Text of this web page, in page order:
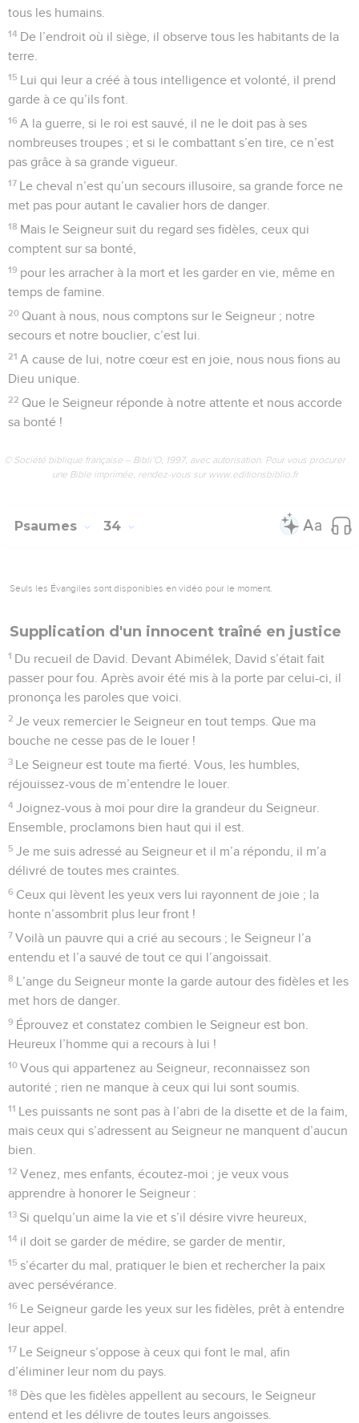
Seuls les Évangiles sont disponibles en vidéo pour le moment.
Le Seigneur m'a délivré de toutes mes
craintes
Criez votre joie pour le Seigneur, vous les fidèles ; hommes
droits, le louer est votre privilège.
Louez le Seigneur au son de la lyre, célébrez-le sur la
harpe à dix cordes.
Chantez en son honneur un chant nouveau, faites la plus
belle musique en l’acclamant.
Ce que le Seigneur dit est sans détour, et tout ce qu’il fait
est solide et sûr.
Il aime l’ordre et le droit. La terre est pleine de la bonté du
Seigneur.
D’un mot le Seigneur a créé le ciel, d’un ordre toute la
troupe des étoiles.
prisonnier le grand océan.
Que toute la terre redoute le Seigneur, que tous ses
Car il parle, et ce qu’il dit arrive ; aussitôt dit, aussitôt fait.
11 Mais les plans du Seigneur sont définitifs, ce qu’il a projeté
12 Heureuse la nation qui a le Seigneur comme Dieu ;
heureux le peuple qu’il a choisi comme son bien personnel !
13 Du haut du ciel, le Seigneur plonge son regard, il aperçoit
tous les humains.
14
De l’endroit où il siège, il observe tous les habitants de la
terre.
15
Lui qui leur a créé à tous intelligence et volonté, il prend
garde à ce qu’ils font.
16
A la guerre, si le roi est sauvé, il ne le doit pas à ses
nombreuses troupes ; et si le combattant s’en tire, ce n’est
pas grâce à sa grande vigueur.
17 Le cheval n’est qu’un secours illusoire, sa grande force ne
met pas pour autant le cavalier hors de danger.
18 Mais le Seigneur suit du regard ses fidèles, ceux qui
comptent sur sa bonté,
19 pour les arracher à la mort et les garder en vie, même en
temps de famine.
20 Quant à nous, nous comptons sur le Seigneur ; notre
secours et notre bouclier, c’est lui.
21 A cause de lui, notre cœur est en joie, nous nous fions au
Dieu unique.
22 Que le Seigneur réponde à notre attente et nous accorde
sa bonté !
© Société biblique française – Bibli’O, 1997, avec autorisation. Pour vous procurer
Psaumes 34
Seuls les Évangiles sont disponibles en vidéo pour le moment.
Supplication d'un innocent traîné en justice
Du recueil de David. Devant Abimélek, David s’était fait
passer pour fou. Après avoir été mis à la porte par celui-ci, il
Je veux remercier le Seigneur en tout temps. Que ma